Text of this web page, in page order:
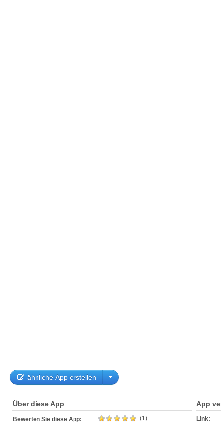
ähnliche App erstellen
Über diese App
Bewerten Sie diese App: (1)
App
Link: